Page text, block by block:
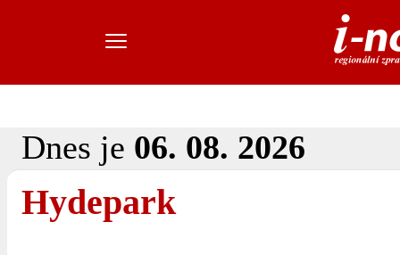
Dnes je 06. 08. 2026
Hydepark